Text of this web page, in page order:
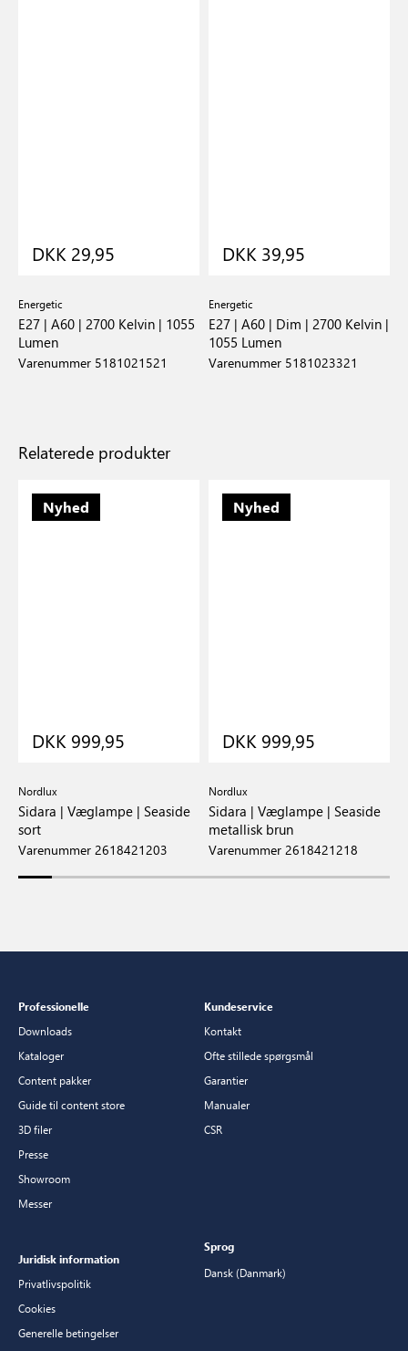
DKK 29,95
Energetic
E27 | A60 | 2700 Kelvin | 1055
Lumen
Varenummer 5181021521
DKK 39,95
Energetic
E27 | A60 | Dim | 2700 Kelvin |
1055 Lumen
Varenummer 5181023321
Relaterede produkter
Nyhed
DKK 999,95
Nordlux
Sidara | Væglampe | Seaside
sort
Varenummer 2618421203
Nyhed
DKK 999,95
Nordlux
Sidara | Væglampe | Seaside
metallisk brun
Varenummer 2618421218
Professionelle
Downloads
Kataloger
Content pakker
Guide til content store
3D filer
Presse
Showroom
Messer
Kundeservice
Kontakt
Ofte stillede spørgsmål
Garantier
Manualer
CSR
Juridisk information
Privatlivspolitik
Cookies
Generelle betingelser
Sprog
Dansk (Danmark)